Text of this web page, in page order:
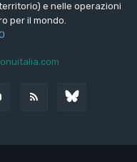
e nelle operazioni
per il mondo.